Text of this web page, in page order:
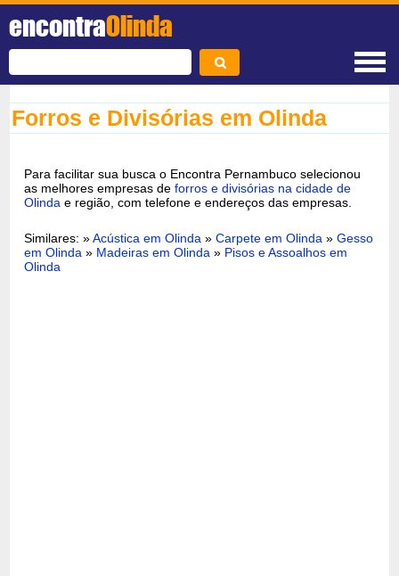
encontraOlinda
Forros e Divisórias em Olinda
Para facilitar sua busca o Encontra Pernambuco selecionou
as melhores empresas deforros e divisórias na cidade de
Olinda e região, com telefone e endereços das empresas.
Similares: »Acústica em Olinda »Carpete em Olinda »Gesso
em Olinda » Madeiras em Olinda » Pisos e Assoalhos em
Olinda